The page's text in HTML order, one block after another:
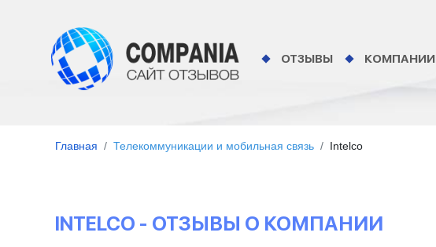
ОТЗЫВЫ КОМПАНИИ
Главная Телекоммуникации и мобильная связь Intelco
INTELCO - ОТЗЫВЫ О КОМПАНИИ